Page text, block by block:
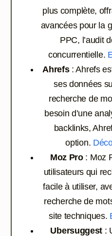
plus complète,
avancées pour la
PPC, l’audit
concurrentielle.
Ahrefs: Ahrefs
ses données
recherche de
besoin d’une
backlinks,
option.
Moz Pro: Moz
utilisateurs qui
facile à utiliser,
recherche de
site techniques.
Ubersuggest :